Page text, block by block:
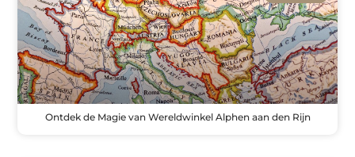
Ontdek de Magie van Wereldwinkel Alphen aan den Rijn